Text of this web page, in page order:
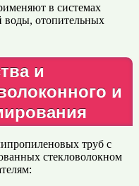
в системах
воды, отопительных
и
и
труб с
стекловолокном